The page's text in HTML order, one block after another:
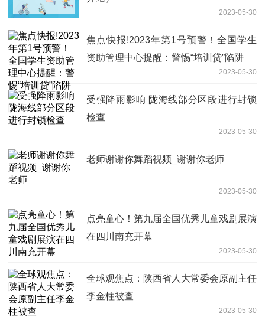
2023-05-30
焦点快报!2023年第1号预警！全国学生
资助管理中心提醒：警惕“培训贷”陷阱
2023-05-30
受强降雨影响 陇海线部分区段进行封锁
检查
2023-05-30
老师谢谢你舞蹈视频_谢谢你老师
2023-05-30
点亮童心！第九届全国优秀儿童戏剧展演
在四川南充开幕
2023-05-30
全球观焦点：陕西省人大常委会原副主任
李金柱被查
2023-05-30